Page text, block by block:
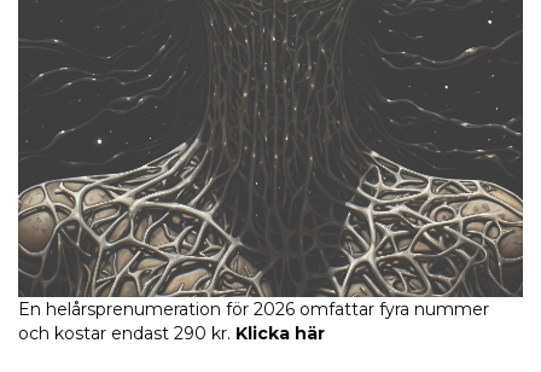
En helårsprenumeration för 2026 omfattar fyra nummer
och kostar endast 290 kr. Klicka här